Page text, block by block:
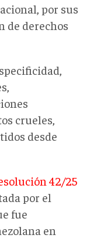
por sus
de derechos
crueles,
desde
42/25
por el
fue
en